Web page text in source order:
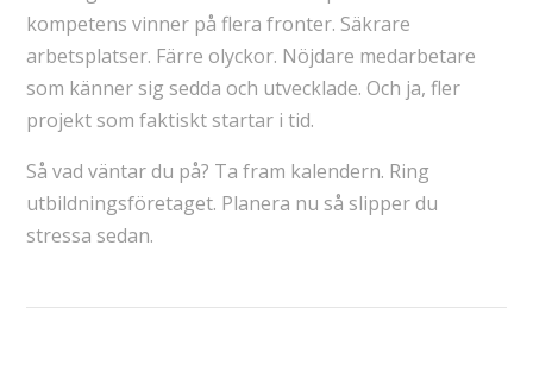
kompetens vinner på flera fronter. Säkrare
arbetsplatser. Färre olyckor. Nöjdare medarbetare
som känner sig sedda och utvecklade. Och ja, fler
projekt som faktiskt startar i tid.
Så vad väntar du på? Ta fram kalendern. Ring
utbildningsföretaget. Planera nu så slipper du
stressa sedan.